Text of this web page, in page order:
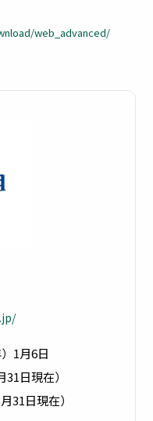
web_advanced/
1月6日
日現在）
31日現在）